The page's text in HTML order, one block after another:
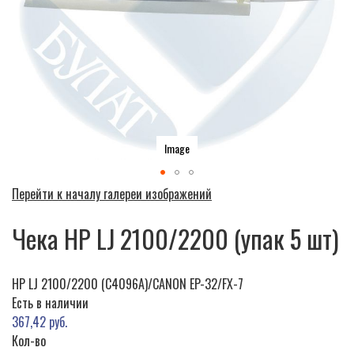
Image
Перейти к началу галереи изображений
Чека HP LJ 2100/2200 (упак 5 шт)
HP LJ 2100/2200 (C4096A)/CANON EP-32/FX-7
Есть в наличии
367,42 руб.
Кол-во